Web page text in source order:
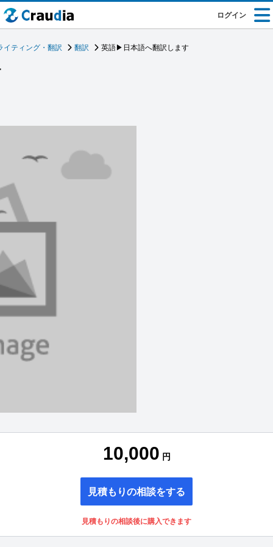
ログイン
イティング・翻訳 翻訳 英語▶︎日本語へ翻訳します
10,000 円
見積もりの相談をする
見積もりの相談後に購入できます